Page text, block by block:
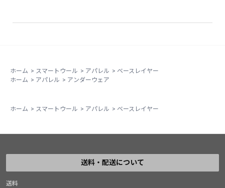
ホーム > スマートウール > アパレル > ベースレイヤー
ホーム > アパレル > アンダーウェア
ホーム > スマートウール > アパレル > ベースレイヤー
送料・配送について
送料